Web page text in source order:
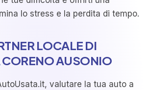
lo stress e la perdita di tempo.
LOCALE DI
CORENO AUSONIO
valutare la tua auto a